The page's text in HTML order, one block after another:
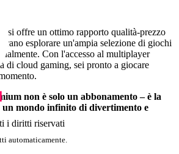
offre un ottimo rapporto qualità-prezzo
esplorare un'ampia selezione di giochi
Con l'accesso al multiplayer
di cloud gaming, sei pronto a giocare
non è solo un abbonamento – è la
un mondo infinito di divertimento e
automaticamente.
i diritti riservati